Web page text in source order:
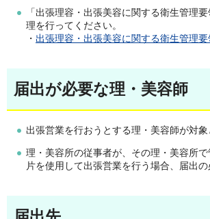
「出張理容・出張美容に関する衛生管理
理を行ってください。
・ 出張理容・出張美容に関する衛生管理要
届出が必要な理・美容師
出張営業を行おうとする理・美容師が対象
理・美容所の従事者が、その理・美容所
片を使用して出張営業を行う場合、届出の